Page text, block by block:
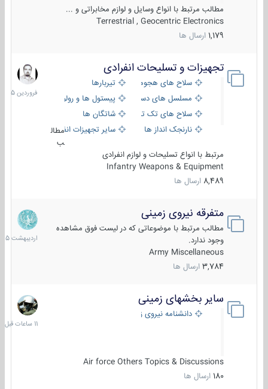
مطالب مرتبط با انواع وسایل و لوازم مخابراتی و ...
Terrestrial , Geocentric Electronics
1,179 ارسال ها
تجهیزات و تسلیحات انفرادی
سلاح های هجومی
تیربارها
مسلسل های دستی
پیستول ها و رولورها
سلاح های تک تیر اندازیشاتگان ها
نارنجک انداز ها
سایر تجهیزات انفرادی
مطال
ب
مرتبط با انواع تسلیحات و لوازم انفرادی
Infantry Weapons & Equipment
8,489 ارسال ها
17
فروردین
1405
متفرقه نیروی زمینی
مطالب مرتبط با موضوعاتی که در لیست فوق مشاهده
وجود ندارد.
Army Miscellaneous
3,784 ارسال ها
27
1405
سایر بخشهای زمینی
دانشنامه نیروی زمینی
Air force Others Topics & Discussions
180 ارسال ها
11
ساعات
قبل